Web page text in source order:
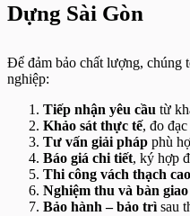
Dựng Sài Gòn
Để đảm bảo chất lượng, chúng
nghiệp:
Tiếp nhận yêu cầu từ
Khảo sát thực tế, đo
Tư vấn giải pháp phù
Báo giá chi tiết, ký hợp
Thi công vách thạch cao
Nghiệm thu và bàn giao
Bảo hành – bảo trì sau